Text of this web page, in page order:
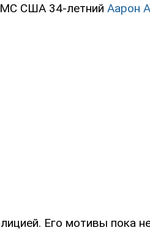
США 34-летний Аарон
Его мотивы пока